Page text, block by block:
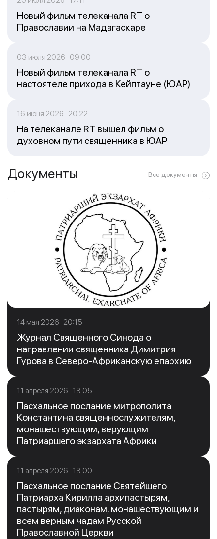
Новый фильм телеканала RT о
Православии на Мадагаскаре
03 июля 2026 09:00
Новый фильм телеканала RT о
настоятеле прихода в Кейптауне (ЮАР)
16 июня 2026 20:22
На телеканале RT вышел фильм о
духовном пути священника в ЮАР
Документы Все документы
14 мая 2026 20:15
Журнал Священного Синода о
направлении священника Димитрия
Гурова в Северо-Африканскую епархию
11 апреля 2026 13:05
Пасхальное послание митрополита
Константина священнослужителям,
монашествующим, верующим
Патриаршего экзархата Африки
11 апреля 2026 13:00
Пасхальное послание Святейшего
Патриарха Кирилла архипастырям,
пастырям, диаконам, монашествующим и
всем верным чадам Русской
Православной Церкви